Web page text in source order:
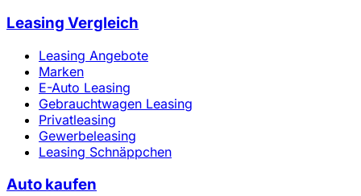
Leasing Vergleich
Leasing Angebote
Marken
E-Auto Leasing
Gebrauchtwagen Leasing
Privatleasing
Gewerbeleasing
Leasing Schnäppchen
Auto kaufen